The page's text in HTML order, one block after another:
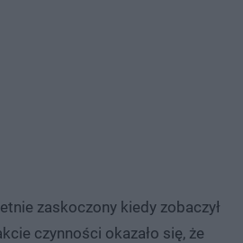
zaskoczony kiedy zobaczył
czynności okazało się, że